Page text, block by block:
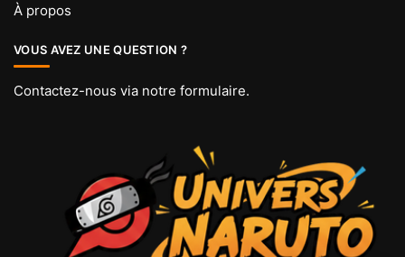
À propos
VOUS AVEZ UNE QUESTION ?
Contactez-nous via notre formulaire.